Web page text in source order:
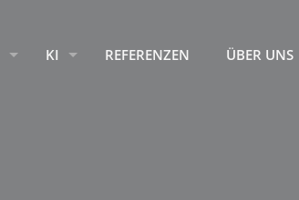
KI REFERENZEN ÜBER UNS